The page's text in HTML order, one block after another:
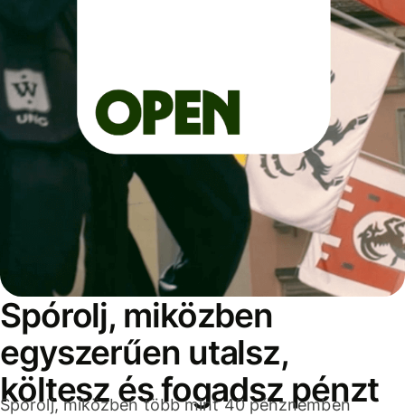
Spórolj, miközben
egyszerűen utalsz,
költesz és fogadsz pénzt
Spórolj, miközben több mint 40 pénznemben